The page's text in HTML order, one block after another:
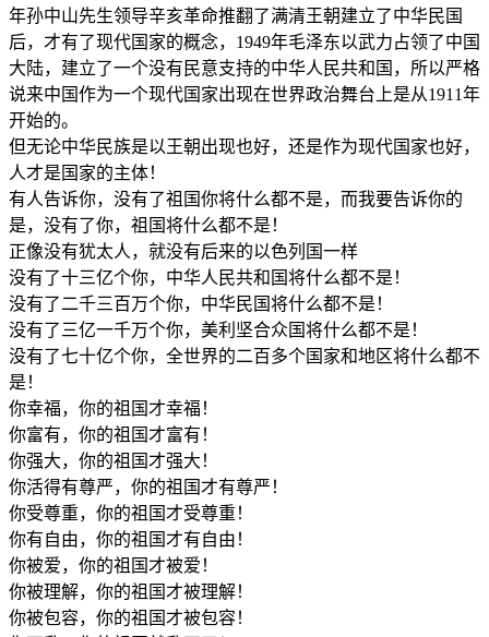
年孙中山先生领导辛亥革命推翻了满清王朝建立了中华民国
后，才有了现代国家的概念，1949年毛泽东以武力占领了中国
大陆，建立了一个没有民意支持的中华人民共和国，所以严格
说来中国作为一个现代国家出现在世界政治舞台上是从1911年
开始的。
但无论中华民族是以王朝出现也好，还是作为现代国家也好，
人才是国家的主体！
有人告诉你，没有了祖国你将什么都不是，而我要告诉你的
是，没有了你，祖国将什么都不是！
正像没有犹太人，就没有后来的以色列国一样
没有了十三亿个你，中华人民共和国将什么都不是！
没有了二千三百万个你，中华民国将什么都不是！
没有了三亿一千万个你，美利坚合众国将什么都不是！
没有了七十亿个你，全世界的二百多个国家和地区将什么都不
是！
你幸福，你的祖国才幸福！
你富有，你的祖国才富有！
你强大，你的祖国才强大！
你活得有尊严，你的祖国才有尊严！
你受尊重，你的祖国才受尊重！
你有自由，你的祖国才有自由！
你被爱，你的祖国才被爱！
你被理解，你的祖国才被理解！
你被包容，你的祖国才被包容！